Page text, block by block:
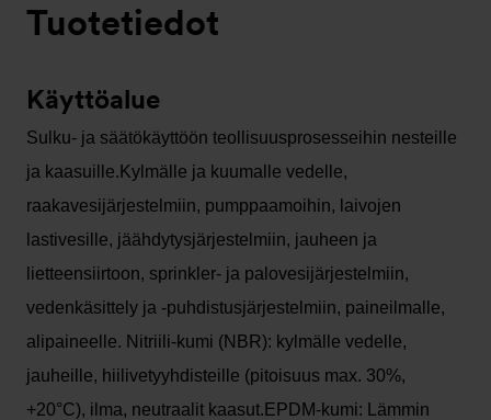
Tuotetiedot
Käyttöalue
Sulku- ja säätökäyttöön teollisuusprosesseihin nesteille
ja kaasuille.Kylmälle ja kuumalle vedelle,
raakavesijärjestelmiin, pumppaamoihin, laivojen
lastivesille, jäähdytysjärjestelmiin, jauheen ja
lietteensiirtoon, sprinkler- ja palovesijärjestelmiin,
vedenkäsittely ja -puhdistusjärjestelmiin, paineilmalle,
alipaineelle. Nitriili-kumi (NBR): kylmälle vedelle,
jauheille, hiilivetyyhdisteille (pitoisuus max. 30%,
+20°C), ilma, neutraalit kaasut.EPDM-kumi: Lämmin